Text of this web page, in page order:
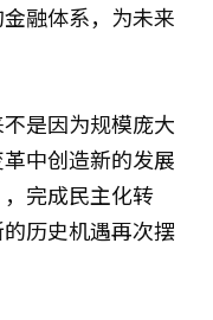
融体系，为未来
是因为规模庞大
中创造新的发展
完成民主化转
历史机遇再次摆